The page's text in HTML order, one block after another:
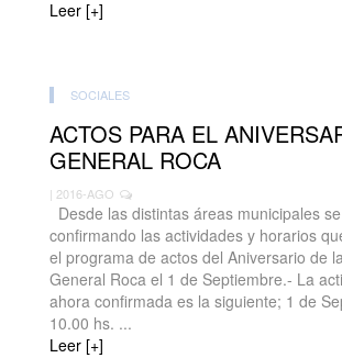
Leer [+]
SOCIALES
ACTOS PARA EL
GENERAL ROCA
| 2016-AGO
Desde las distintas áreas municipales
confirmando las actividades y horarios
el programa de actos del Aniversario de
General Roca el 1 de Septiembre.- La
ahora confirmada es la siguiente; 1 de
10.00 hs. ...
Leer [+]